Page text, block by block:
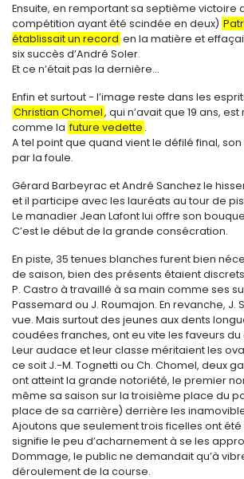
Ensuite, en remportant sa septième victoire
compétition ayant été scindée en deux)
établissait un record en la matière et
six succès d’André Soler.
Et ce n’était pas la dernière...
Enfin et surtout - l’image reste dans les
Christian Chomel, qui n’avait que 19 ans,
comme la future vedette .
A tel point que quand vient le défilé final,
par la foule.
Gérard Barbeyrac et André Sanchez le
et il participe avec les lauréats au tour de
Le manadier Jean Lafont lui offre son
C’est le début de la grande consécration.
En piste, 35 tenues blanches furent bien
de saison, bien des présents étaient
P. Castro à travaillé à sa main comme ses
Passemard ou J. Roumajon. En revanche, J.
vue. Mais surtout des jeunes aux dents
coudées franches, ont eu vite les faveurs
Leur audace et leur classe méritaient les
ce soit J.-M. Tognetti ou Ch. Chomel, deux
ont atteint la grande notoriété, le premier
même sa saison sur la troisième place du
place de sa carrière) derrière les
Ajoutons que seulement trois ficelles ont
signifie le peu d’acharnement à se les
Dommage, le public ne demandait qu’à
déroulement de la course.